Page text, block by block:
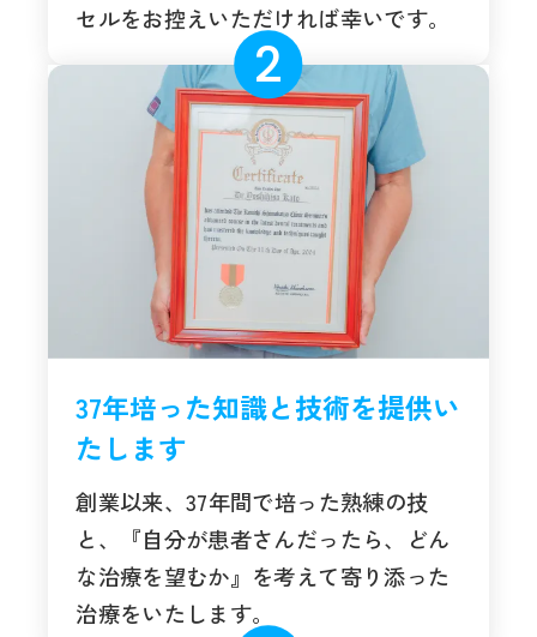
セルをお控えいただければ幸いです。
37年培った知識と技術を提供い
たします
創業以来、37年間で培った熟練の技
と、『自分が患者さんだったら、どん
な治療を望むか』を考えて寄り添った
治療をいたします。